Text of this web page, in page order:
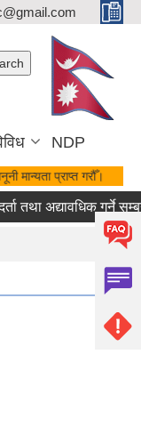
NDP
मान्यता प्राप्त गरौँ।
तथा अद्यावधिक गर्ने